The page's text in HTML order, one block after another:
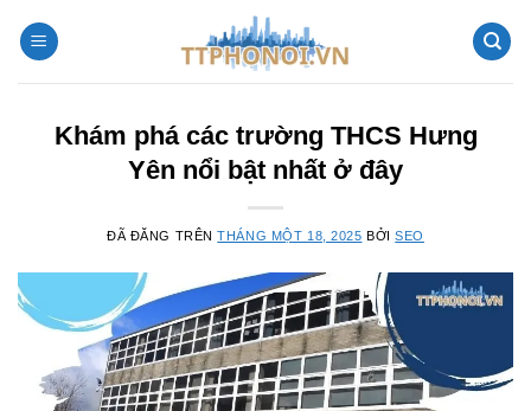
đến
Khám phá các trường THCS Hưng
Yên nổi bật nhất ở đây
ĐÃ ĐĂNG TRÊNTHÁNG MỘT 18, 2025 BỞISEO